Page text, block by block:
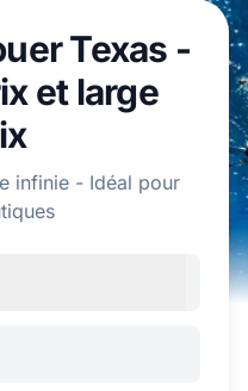
Texas -
et large
infinie - Idéal pour